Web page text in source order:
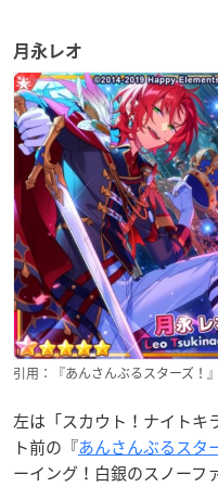
月永レオ
引用：『あんさんぶるスターズ！』
左は「スカウト！ナイトキ
ト前の『あんさんぶるスタ
ーイング！白銀のスノーフ